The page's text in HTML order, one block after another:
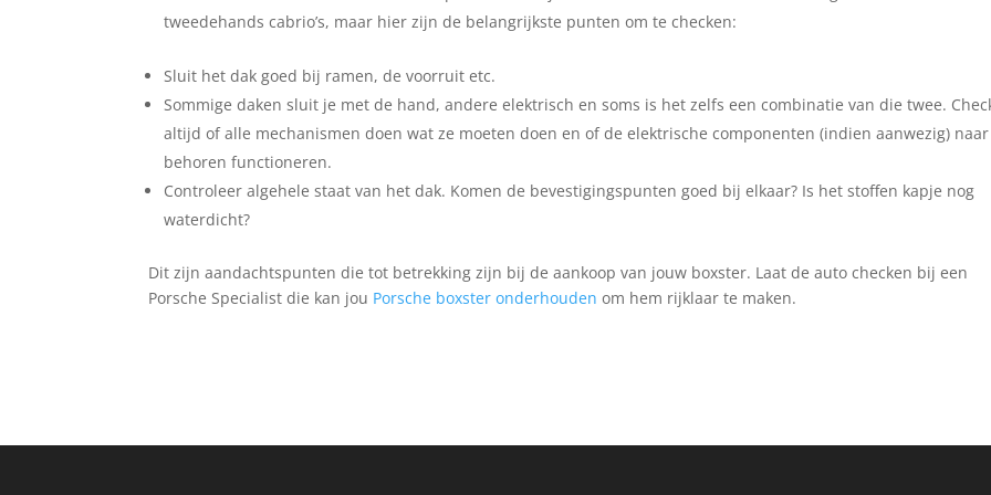
tweedehands cabrio’s, maar hier zijn de belangrijkste punten om te checken:
Sluit het dak goed bij ramen, de voorruit etc.
Sommige daken sluit je met de hand, andere elektrisch en soms is het zelfs een combinatie van die twee.
altijd of alle mechanismen doen wat ze moeten doen en of de elektrische componenten (indien aanwezig) naar
behoren functioneren.
Controleer algehele staat van het dak. Komen de bevestigingspunten goed bij elkaar? Is het stoffen kapje nog
waterdicht?
Dit zijn aandachtspunten die tot betrekking zijn bij de aankoop van jouw boxster. Laat de auto checken bij een
Porsche Specialist die kan jou Porsche boxster onderhouden om hem rijklaar te maken.